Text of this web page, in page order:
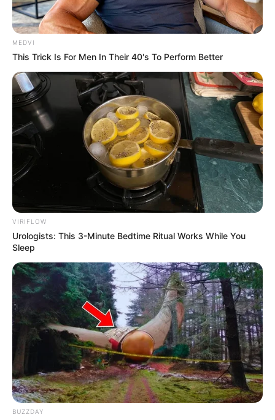
MEDVI
This Trick Is For Men In Their 40's To Perform Better
VIRIFLOW
Urologists: This 3-Minute Bedtime Ritual Works While You
Sleep
BUZZDAY